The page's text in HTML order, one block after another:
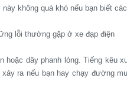
không quá khó nếu bạn biết
hoặc dây phanh lỏng. Tiếng kêu
xảy ra nếu bạn hay chạy đường